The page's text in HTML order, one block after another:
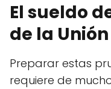
El sueldo
de la
Preparar estas
requiere de